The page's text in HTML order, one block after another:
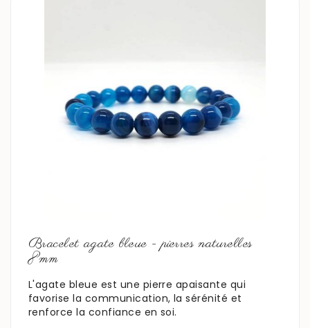
Bracelet agate bleue - pierres naturelles
8mm
L'agate bleue est une pierre apaisante qui
favorise la communication, la sérénité et
renforce la confiance en soi.